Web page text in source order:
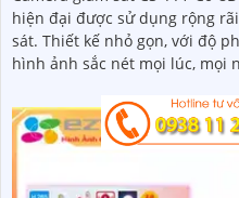
hiện đại được sử dụng rộng
sát. Thiết kế nhỏ gọn, với độ phân giải cao, cho chất lượng
hình ảnh sắc nét mọi lúc, mọi